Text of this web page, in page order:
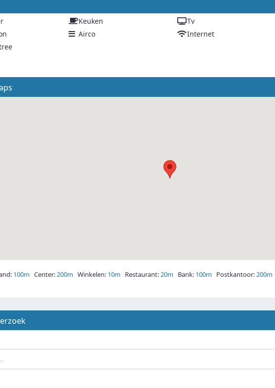
Keuken Tv
Airco Internet
100m Center:200m Winkelen: 10m Restaurant:20m Bank: 100m Postkantoor:200m